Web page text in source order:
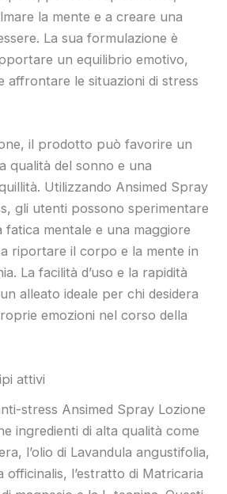
la mente e a creare una
La sua formulazione è
un equilibrio emotivo,
affrontare le situazioni di stress
il prodotto può favorire un
qualità del sonno e una
Utilizzando Ansimed Spray
gli utenti possono sperimentare
fatica mentale e una maggiore
riportare il corpo e la mente in
La facilità d’uso e la rapidità
alleato ideale per chi desidera
emozioni nel corso della
attivi
stress Ansimed Spray Lozione
ingredienti di alta qualità come
l’olio di Lavandula angustifolia,
officinalis, l’estratto di Matricaria